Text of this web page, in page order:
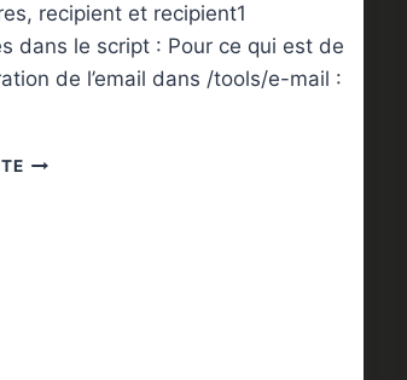
recipient et recipient1
dans le script : Pour ce qui est de
de l’email dans /tools/e-mail :
ROUTEROS